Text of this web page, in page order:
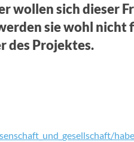
wollen sich dieser
sie wohl nicht
des Projektes.